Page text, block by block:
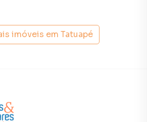
residenciais e comerciais, sobrados,
para venda ou locação, além de
seu estilo de vida.
de forma totalmente online, com
imóveis em Tatuapé